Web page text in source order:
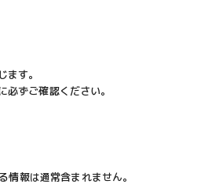
す。
ずご確認ください。
報は通常含まれません。